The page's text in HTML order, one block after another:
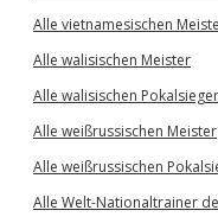
Alle vietnamesischen
Alle walisischen Meister
Alle walisischen Pokalsieger
Alle weißrussischen Meister
Alle weißrussischen
Alle Welt-Nationaltrainer